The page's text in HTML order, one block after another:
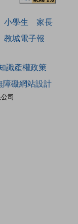
小學生
家長
教城電子報
司
識產權政策
障礙網站設計